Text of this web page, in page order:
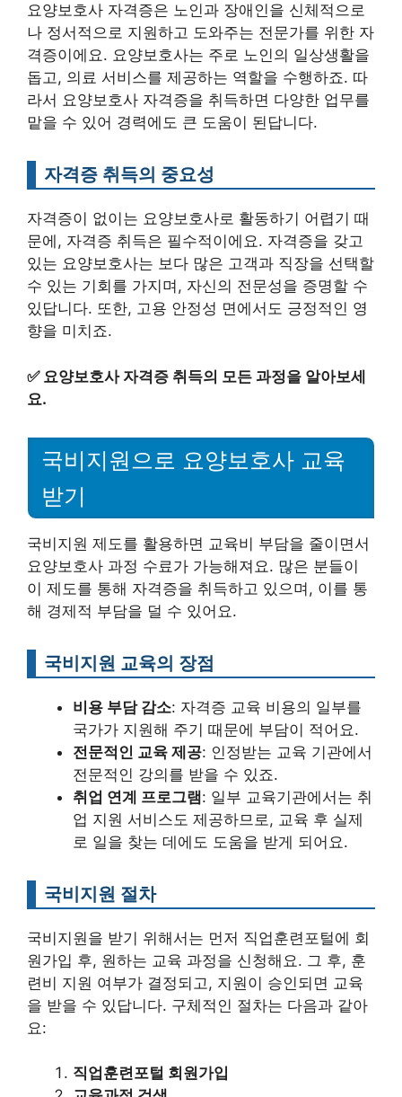
요양보호사 자격증은 노인과 장애인을 신체적으로
나 정서적으로 지원하고 도와주는 전문가를 위한 자
격증이에요. 요양보호사는 주로 노인의 일상생활을
돕고, 의료 서비스를 제공하는 역할을 수행하죠. 따
라서 요양보호사 자격증을 취득하면 다양한 업무를
맡을 수 있어 경력에도 큰 도움이 된답니다.
자격증 취득의 중요성
자격증이 없이는 요양보호사로 활동하기 어렵기 때
문에, 자격증 취득은 필수적이에요. 자격증을 갖고
있는 요양보호사는 보다 많은 고객과 직장을 선택할
수 있는 기회를 가지며, 자신의 전문성을 증명할 수
있답니다. 또한, 고용 안정성 면에서도 긍정적인 영
향을 미치죠.
✅ 요양보호사 자격증 취득의 모든 과정을 알아보세
요.
국비지원으로 요양보호사 교육
받기
국비지원 제도를 활용하면 교육비 부담을 줄이면서
요양보호사 과정 수료가 가능해져요. 많은 분들이
이 제도를 통해 자격증을 취득하고 있으며, 이를 통
해 경제적 부담을 덜 수 있어요.
국비지원 교육의 장점
비용 부담 감소: 자격증 교육 비용의 일부를
국가가 지원해 주기 때문에 부담이 적어요.
전문적인 교육 제공: 인정받는 교육 기관에서
전문적인 강의를 받을 수 있죠.
취업 연계 프로그램: 일부 교육기관에서는 취
업 지원 서비스도 제공하므로, 교육 후 실제
로 일을 찾는 데에도 도움을 받게 되어요.
국비지원 절차
국비지원을 받기 위해서는 먼저 직업훈련포털에 회
원가입 후, 원하는 교육 과정을 신청해요. 그 후, 훈
련비 지원 여부가 결정되고, 지원이 승인되면 교육
을 받을 수 있답니다. 구체적인 절차는 다음과 같아
요:
직업훈련포털 회원가입